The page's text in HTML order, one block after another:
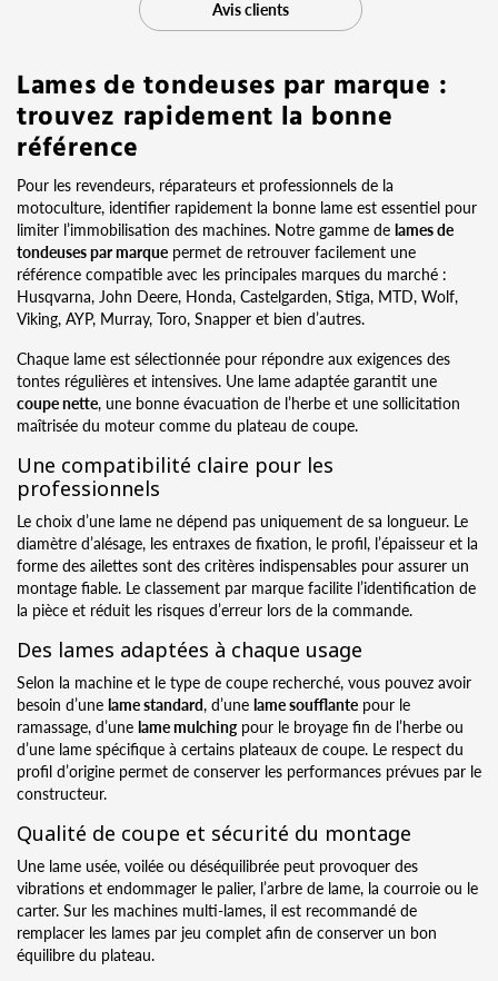
Avis clients
Lames de tondeuses par marque :
trouvez rapidement la bonne
référence
Pour les revendeurs, réparateurs et professionnels de la
motoculture, identifier rapidement la bonne lame est essentiel pour
limiter l’immobilisation des machines. Notre gamme de lames de
tondeuses par marque permet de retrouver facilement une
référence compatible avec les principales marques du marché :
Husqvarna, John Deere, Honda, Castelgarden, Stiga, MTD, Wolf,
Viking, AYP, Murray, Toro, Snapper et bien d’autres.
Chaque lame est sélectionnée pour répondre aux exigences des
tontes régulières et intensives. Une lame adaptée garantit une
coupe nette, une bonne évacuation de l’herbe et une sollicitation
maîtrisée du moteur comme du plateau de coupe.
Une compatibilité claire pour les
professionnels
Le choix d’une lame ne dépend pas uniquement de sa longueur. Le
diamètre d’alésage, les entraxes de fixation, le profil, l’épaisseur et la
forme des ailettes sont des critères indispensables pour assurer un
montage fiable. Le classement par marque facilite l’identification de
la pièce et réduit les risques d’erreur lors de la commande.
Des lames adaptées à chaque usage
Selon la machine et le type de coupe recherché, vous pouvez avoir
besoin d’une lame standard, d’une lame soufflante pour le
ramassage, d’une lame mulchingpour le broyage fin de l’herbe ou
d’une lame spécifique à certains plateaux de coupe. Le respect du
profil d’origine permet de conserver les performances prévues par le
constructeur.
Qualité de coupe et sécurité du montage
Une lame usée, voilée ou déséquilibrée peut provoquer des
vibrations et endommager le palier, l’arbre de lame, la courroie ou le
carter. Sur les machines multi-lames, il est recommandé de
remplacer les lames par jeu complet afin de conserver un bon
équilibre du plateau.